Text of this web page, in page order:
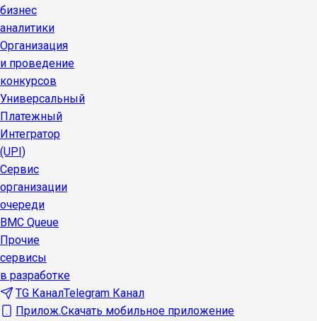
бизнес
аналитики
Организация
и проведение
конкурсов
Универсальный
Платежный
Интегратор
(UPI)
Сервис
организации
очереди
BMC Queue
Прочие
сервисы
в разработке
TG КаналTelegram Канал
Прилож.Скачать мобильное приложение